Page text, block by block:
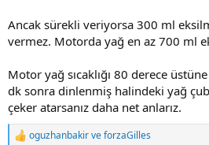
Normalde bakım yapıldığında ilk seviye
yerdeydi.
Belirtmek istediğim diğer husus ise
Ancak sürekli veriyorsa 300 ml
vermez. Motorda yağ en az 700 ml
Motor yağ sıcaklığı 80 derece
dk sonra dinlenmiş halindeki yağ
çeker atarsanız daha net anlarız.
T
oguzhanbakirveforzaGilles